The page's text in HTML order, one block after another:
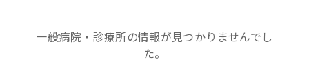
一般病院・診療所の情報が見つかりませんでし
た。